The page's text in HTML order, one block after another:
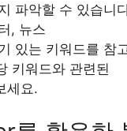
파악할 수 있습니
, 뉴스
있는 키워드를 참
키워드와 관련된
세요.